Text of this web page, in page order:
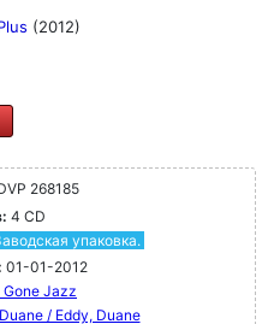
(2012)
268185
4 CD
упаковка.
01-01-2012
Gone Jazz
/ Eddy, Duane